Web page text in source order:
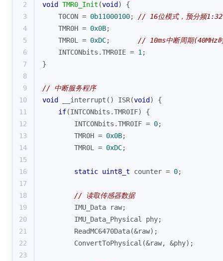
2
void TMR0_Init (void )
{
3
    T0CON =
0b11000100; // 16位模式，预分频1:32
4
    TMR0H =
0x0B;
5
    TMR0L =
0xDC; // 10ms中断周期(40MHz
6
    INTCONbits.TMR0IE =
1 ;
7
}
8
9
// 中断服务程序
10
void __interrupt() ISR(void ) {
11
if(INTCONbits.TMR0IF) {
12
        INTCONbits.TMR0IF =
0;
13
        TMR0H =
0x0B;
14
        TMR0L =
0xDC;
15
16
static uint8_t counter = 0;
17
18
// 读取传感器数据
19
        IMU_Data raw;
20
        IMU_Data_Physical phy;
21
        ReadMC6470Data(&raw);
22
        ConvertToPhysical(&raw, &phy);
23